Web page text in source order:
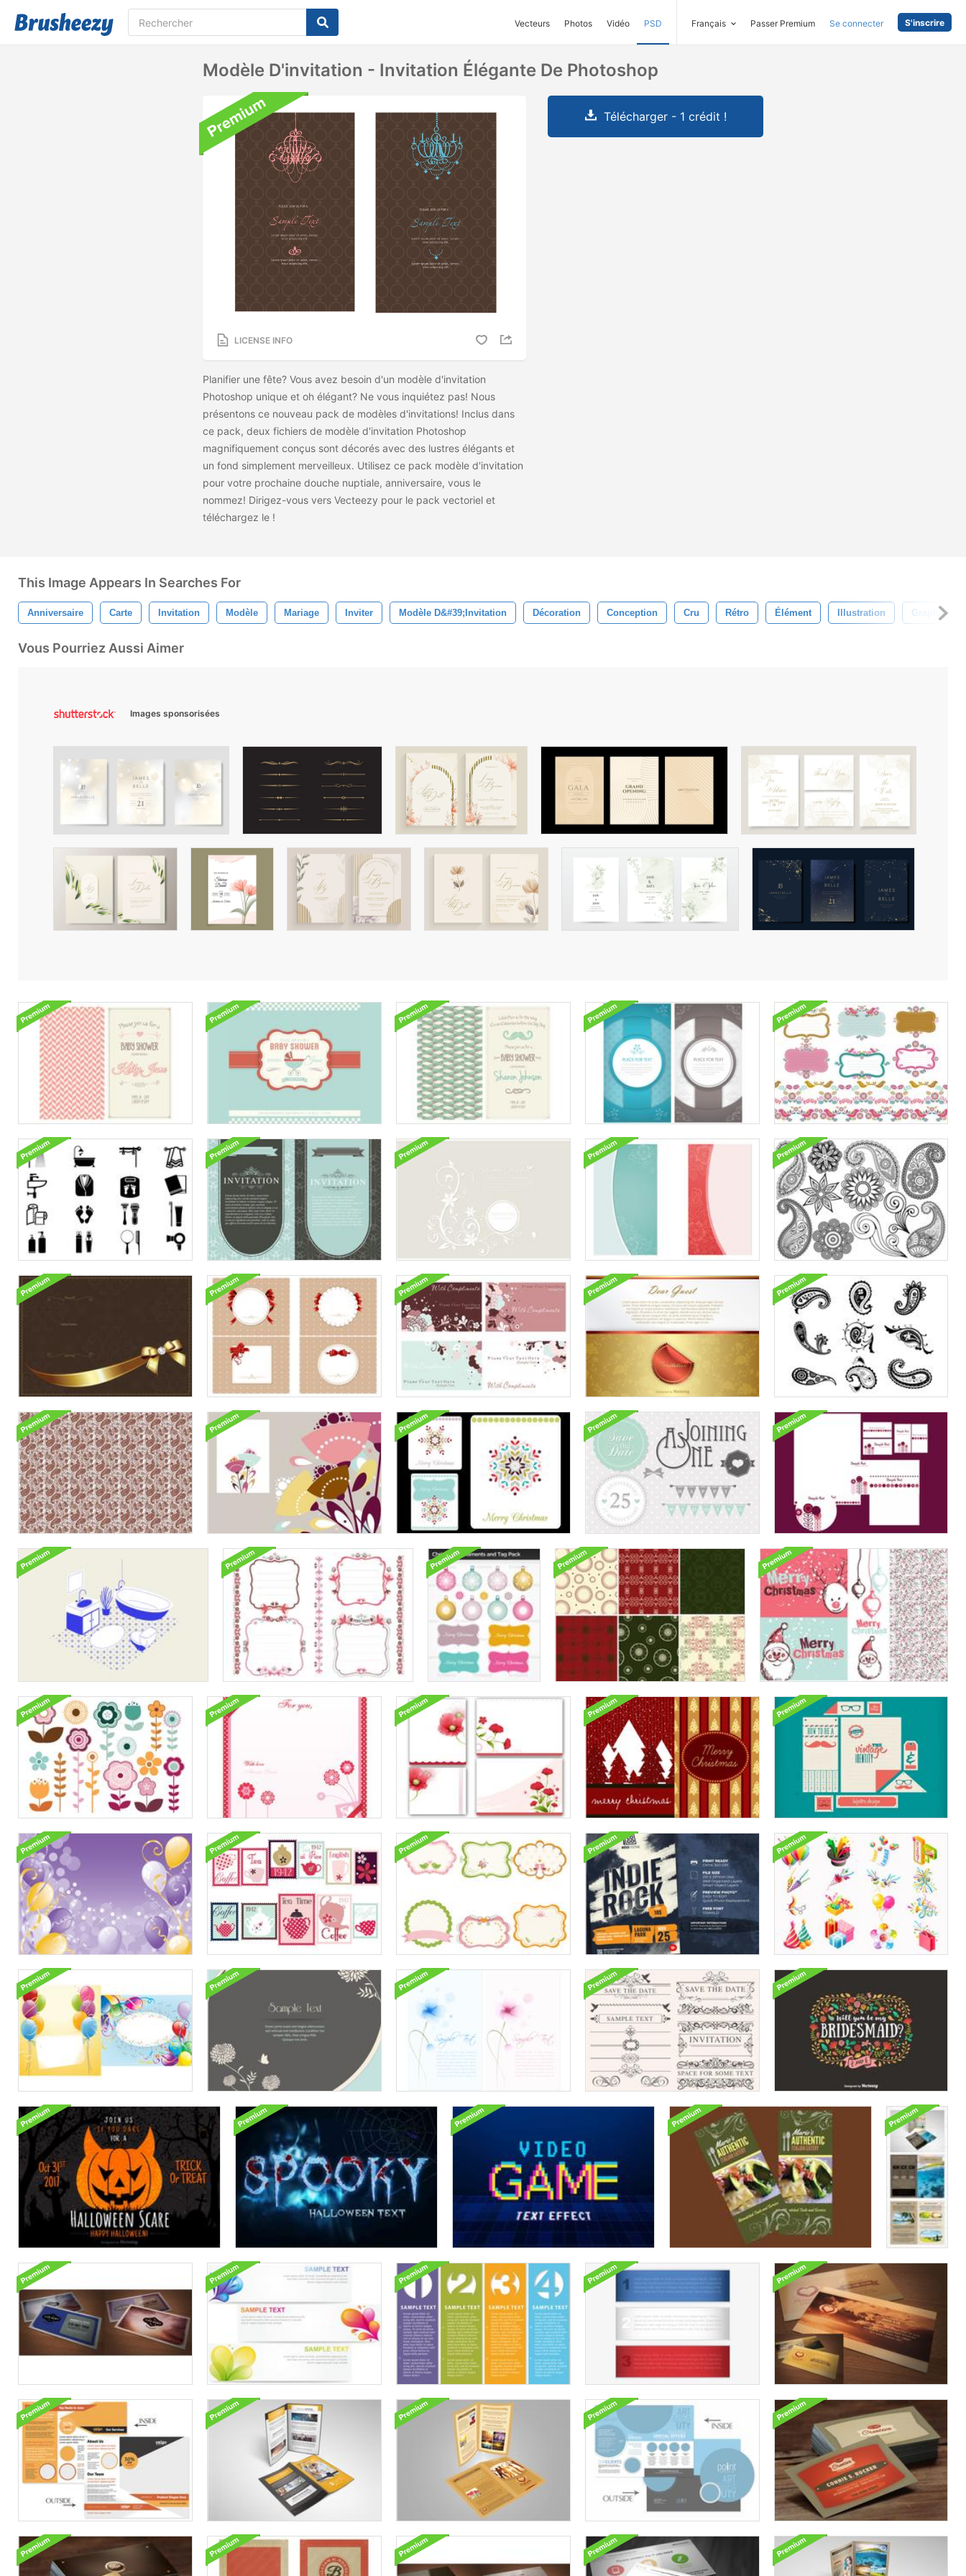
Vecteurs Photos Vidéo PSD Français Passer Premium Se connecter S'inscrire
Modèle D'invitation - Invitation Élégante De Photoshop
LICENSE INFO
Planifier une fête? Vous avez besoin d'un modèle d'invitation
Photoshop unique et oh élégant? Ne vous inquiétez pas! Nous
présentons ce nouveau pack de modèles d'invitations! Inclus dans
ce pack, deux fichiers de modèle d'invitation Photoshop
magnifiquement conçus sont décorés avec des lustres élégants et
un fond simplement merveilleux. Utilisez ce pack modèle d'invitation
pour votre prochaine douche nuptiale, anniversaire, vous le
nommez! Dirigez-vous vers Vecteezy pour le pack vectoriel et
téléchargez le !
Télécharger - 1 crédit !
This Image Appears In Searches For
Anniversaire Carte Invitation Modèle Mariage Inviter Modèle D&#39;invitation Décoration Conception Cru Rétro Élément Illustration Graphique
Vous Pourriez Aussi Aimer
Images sponsorisées